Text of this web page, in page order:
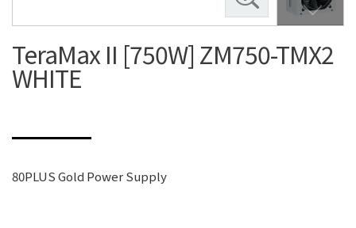
TeraMax II [750W] ZM750-TMX2
WHITE
80PLUS Gold Power Supply